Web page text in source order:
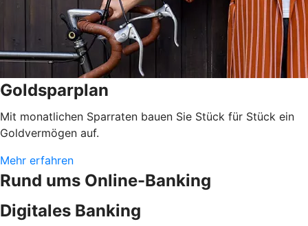
Goldsparplan
Mit monatlichen Sparraten bauen Sie Stück für Stück ein
Goldvermögen auf.
Mehr erfahren
Rund ums Online-Banking
Digitales Banking